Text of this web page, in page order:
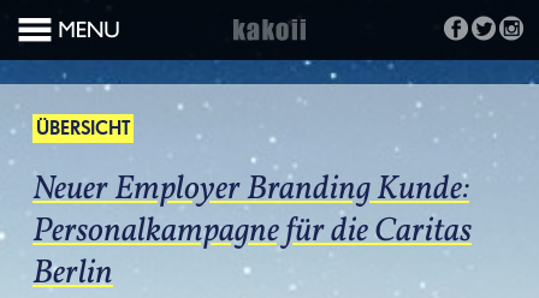
ÜBERSICHT
Neuer Employer Branding Kunde:
Personalkampagne für die Caritas
Berlin